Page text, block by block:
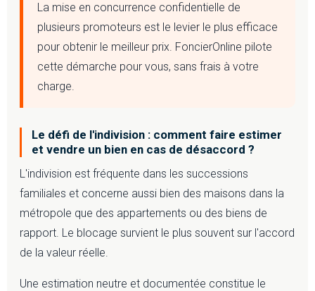
La mise en concurrence confidentielle de
plusieurs promoteurs est le levier le plus efficace
pour obtenir le meilleur prix. FoncierOnline pilote
cette démarche pour vous, sans frais à votre
charge.
Le défi de l'indivision : comment faire estimer
et vendre un bien en cas de désaccord ?
L'indivision est fréquente dans les successions
familiales et concerne aussi bien des maisons dans la
métropole que des appartements ou des biens de
rapport. Le blocage survient le plus souvent sur l'accord
de la valeur réelle.
Une estimation neutre et documentée constitue le